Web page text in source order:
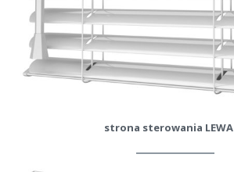
strona sterowania LEWA